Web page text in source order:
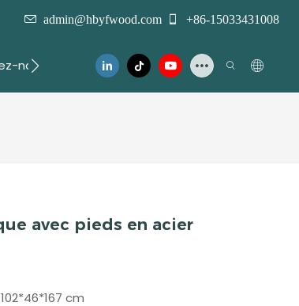
admin@hbyfwood.com +86-15033431008
nous
avec pieds en acier
102*46*167 cm